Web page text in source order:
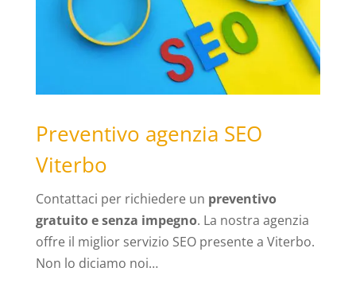
Preventivo agenzia SEO
Viterbo
Contattaci per richiedere un preventivo
gratuito e senza impegno. La nostra agenzia
offre il miglior servizio SEO presente a Viterbo.
Non lo diciamo noi…